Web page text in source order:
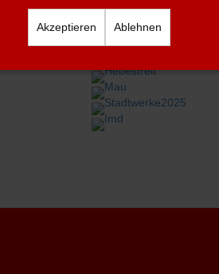
Akzeptieren Ablehnen